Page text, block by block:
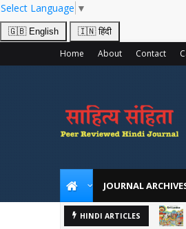
Select Language ▼
🇬🇧 English 🇮🇳 हिंदी
Home About Contact
JOURNAL
HINDI ARTICLES